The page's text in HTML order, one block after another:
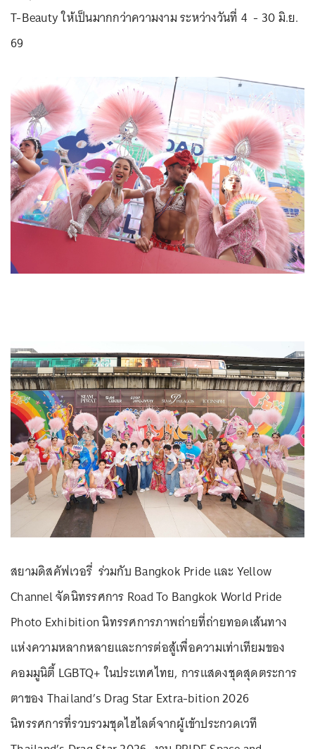
T-Beauty ให้เป็นมากกว่าความงาม ระหว่างวันที่ 4 - 30 มิ.ย.
69
สยามดิสคัฟเวอรี่ ร่วมกับ Bangkok Pride และ Yellow
Channel จัดนิทรรศการ Road To Bangkok World Pride
Photo Exhibition นิทรรศการภาพถ่ายที่ถ่ายทอดเส้นทาง
แห่งความหลากหลายและการต่อสู้เพื่อความเท่าเทียมของ
คอมมูนิตี้ LGBTQ+ ในประเทศไทย, การแสดงชุดสุดตระการ
ตาของ Thailand’s Drag Star Extra-bition2026
นิทรรศการที่รวบรวมชุดไฮไลต์จากผู้เข้าประกวดเวที